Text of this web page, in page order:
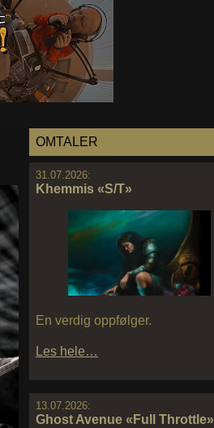
OMTALER
31.07.2026:
Khemmis «S/T»
En verdig oppfølger.
Les hele…
13.07.2026:
Ghost Avenue «Full Throttle»